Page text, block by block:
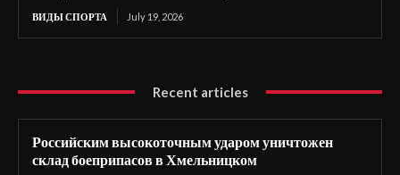
ВИДЫ СПОРТА July 19, 2026
Recent articles
Российским высокоточным ударом уничтожен
склад боеприпасов в Хмельницком